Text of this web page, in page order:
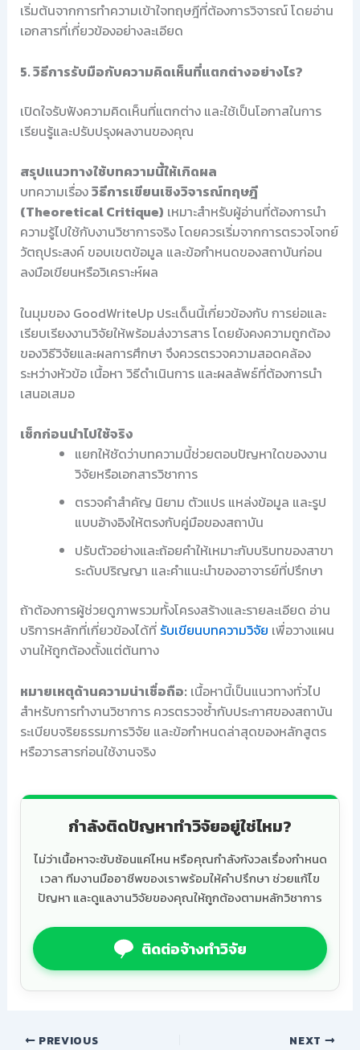
เริ่มต้นจากการทำความเข้าใจทฤษฎีที่ต้องการวิจารณ์ โดยอ่าน
เอกสารที่เกี่ยวข้องอย่างละเอียด
5. วิธีการรับมือกับความคิดเห็นที่แตกต่างอย่างไร?
เปิดใจรับฟังความคิดเห็นที่แตกต่าง และใช้เป็นโอกาสในการ
เรียนรู้และปรับปรุงผลงานของคุณ
สรุปแนวทางใช้บทความนี้ให้เกิดผล
บทความเรื่องวิธีการเขียนเชิงวิจารณ์ทฤษฎี
(Theoretical Critique) เหมาะสำหรับผู้อ่านที่ต้องการนำ
ความรู้ไปใช้กับงานวิชาการจริง โดยควรเริ่มจากการตรวจโจทย์
วัตถุประสงค์ ขอบเขตข้อมูล และข้อกำหนดของสถาบันก่อน
ลงมือเขียนหรือวิเคราะห์ผล
ในมุมของ GoodWriteUp ประเด็นนี้เกี่ยวข้องกับ การย่อและ
เรียบเรียงงานวิจัยให้พร้อมส่งวารสาร โดยยังคงความถูกต้อง
ของวิธีวิจัยและผลการศึกษา จึงควรตรวจความสอดคล้อง
ระหว่างหัวข้อ เนื้อหา วิธีดำเนินการ และผลลัพธ์ที่ต้องการนำ
เสนอเสมอ
เช็กก่อนนำไปใช้จริง
แยกให้ชัดว่าบทความนี้ช่วยตอบปัญหาใดของงาน
วิจัยหรือเอกสารวิชาการ
ตรวจคำสำคัญ นิยาม ตัวแปร แหล่งข้อมูล และรูป
แบบอ้างอิงให้ตรงกับคู่มือของสถาบัน
ปรับตัวอย่างและถ้อยคำให้เหมาะกับบริบทของสาขา
ระดับปริญญา และคำแนะนำของอาจารย์ที่ปรึกษา
ถ้าต้องการผู้ช่วยดูภาพรวมทั้งโครงสร้างและรายละเอียด อ่าน
บริการหลักที่เกี่ยวข้องได้ที่ รับเขียนบทความวิจัย เพื่อวางแผน
งานให้ถูกต้องตั้งแต่ต้นทาง
หมายเหตุด้านความน่าเชื่อถือ: เนื้อหานี้เป็นแนวทางทั่วไป
สำหรับการทำงานวิชาการ ควรตรวจซ้ำกับประกาศของสถาบัน
ระเบียบจริยธรรมการวิจัย และข้อกำหนดล่าสุดของหลักสูตร
หรือวารสารก่อนใช้งานจริง
กำลังติดปัญหาทำวิจัยอยู่ใช่ไหม?
ไม่ว่าเนื้อหาจะซับซ้อนแค่ไหน หรือคุณกำลังกังวลเรื่องกำหนด
เวลา ทีมงานมืออาชีพของเราพร้อมให้คำปรึกษา ช่วยแก้ไข
ปัญหา และดูแลงานวิจัยของคุณให้ถูกต้องตามหลักวิชาการ
ติดต่อจ้างทำวิจัย
PREVIOUS NEXT